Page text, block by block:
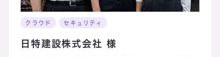
クラウド セキュリティ
日特建設株式会社 様